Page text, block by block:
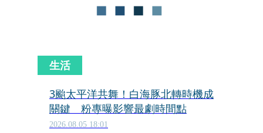
生活
3颱太平洋共舞！白海豚北轉時機成
關鍵 粉專曝影響最劇時間點
2026.08.05 18:01